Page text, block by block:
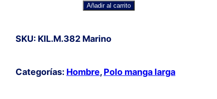
Polera
cantidad
Añadir al carrito
SKU: KIL.M.382 Marino
Categorías: Hombre, Polo manga larga